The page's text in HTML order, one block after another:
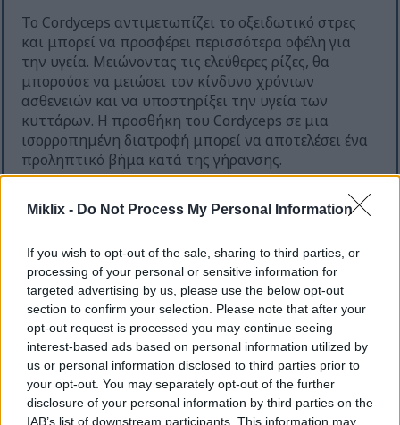
Miklix - Do Not Process My Personal Information
If you wish to opt-out of the sale, sharing to third parties, or
processing of your personal or sensitive information for
targeted advertising by us, please use the below opt-out
section to confirm your selection. Please note that after your
opt-out request is processed you may continue seeing
interest-based ads based on personal information utilized by
us or personal information disclosed to third parties prior to
your opt-out. You may separately opt-out of the further
disclosure of your personal information by third parties on the
IAB’s list of downstream participants. This information may
Το Cordyceps αντιμετωπίζει το οξειδωτικό στρες
και μπορεί να προσφέρει περισσότερα οφέλη για
την υγεία. Μειώνοντας τις ελεύθερες ρίζες, θα
μπορούσε να μειώσει τον κίνδυνο χρόνιων
ασθενειών και να υποστηρίξει την υγεία των
κυττάρων. Η προσθήκη του Cordyceps σε μια
ισορροπημένη διατροφή μπορεί να αποτελέσει ένα
προληπτικό βήμα κατά της γήρανσης.
καρκίνο
Ο τομέας της έρευνας για τον καρκίνο
επικεντρώνεται πλέον σε φυσικές ενώσεις με
θεραπευτικές δυνατότητες. Το Cordyceps sinensis,
ένας μοναδικός μύκητας, έχει δείξει πολλά
υποσχόμενα αντικαρκινικά αποτελέσματα σε
εργαστηριακές μελέτες. Μπορεί να βοηθήσει στην
επιβράδυνση της ανάπτυξης όγκων σε διάφορους